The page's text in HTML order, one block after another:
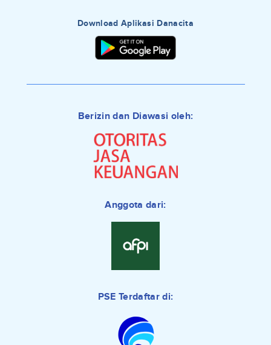
Download Aplikasi Danacita
Berizin dan Diawasi oleh:
Anggota dari:
PSE Terdaftar di: